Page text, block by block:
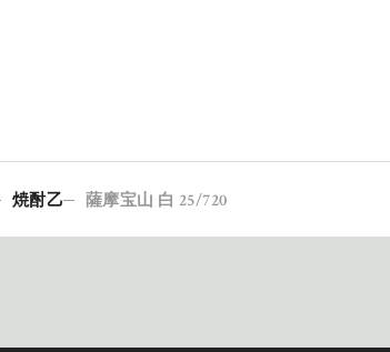
焼酎乙 薩摩宝山 白 25/720